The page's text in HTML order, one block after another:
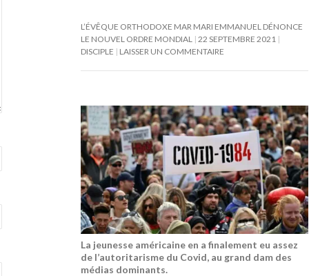
L’ÉVÊQUE ORTHODOXE MAR MARI EMMANUEL DÉNONCE
LE NOUVEL ORDRE MONDIAL 22 SEPTEMBRE 2021
DISCIPLE
LAISSER UN COMMENTAIRE
La jeunesse américaine en a finalement eu assez
de l’autoritarisme du Covid, au grand dam des
médias dominants.